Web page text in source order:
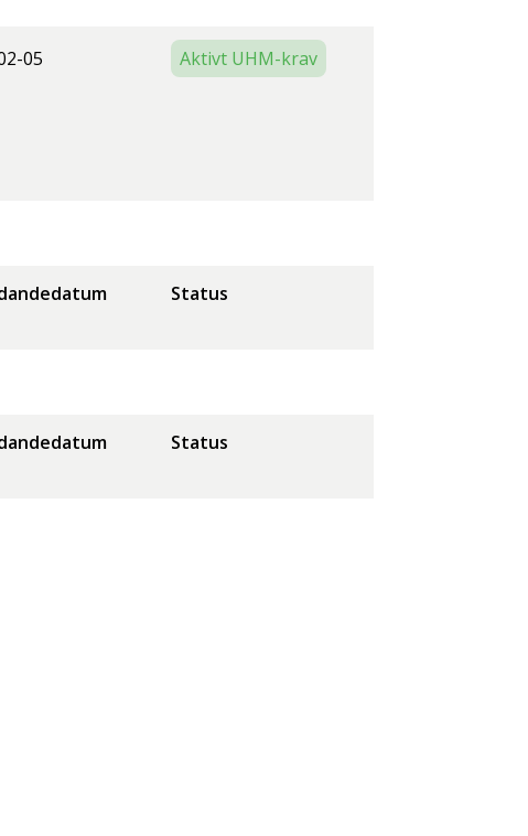
05 Aktivt UHM-krav
Status
Status